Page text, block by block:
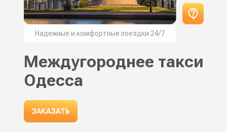
Надежные и комфортные поездки 24/7
Междугороднее такси
Одесса
ЗАКАЗАТЬ